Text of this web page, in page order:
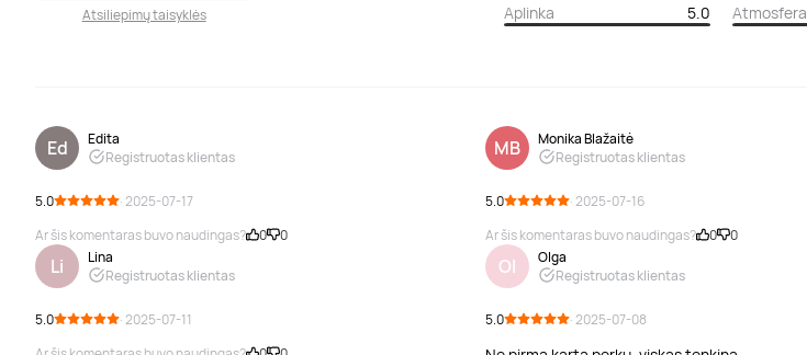
Atsiliepimų taisyklės Aplinka 5.0 Atmosfera
Ed
Edita
Registruotas klientas
5.0
· 2025-07-17
Ar šis komentaras buvo naudingas?
0 0
MB
Monika Blažaitė
Registruotas klientas
5.0
· 2025-07-16
Ar šis komentaras buvo naudingas?
0 0
Li
Lina
Registruotas klientas
5.0
· 2025-07-11
Ol
Olga
Registruotas klientas
5.0 · 2025-07-08